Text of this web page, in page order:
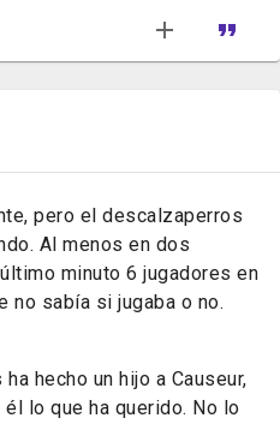
pero el descalzaperros
Al menos en dos
minuto 6 jugadores en
no sabía si jugaba o no.
hecho un hijo a Causeur,
lo que ha querido. No lo